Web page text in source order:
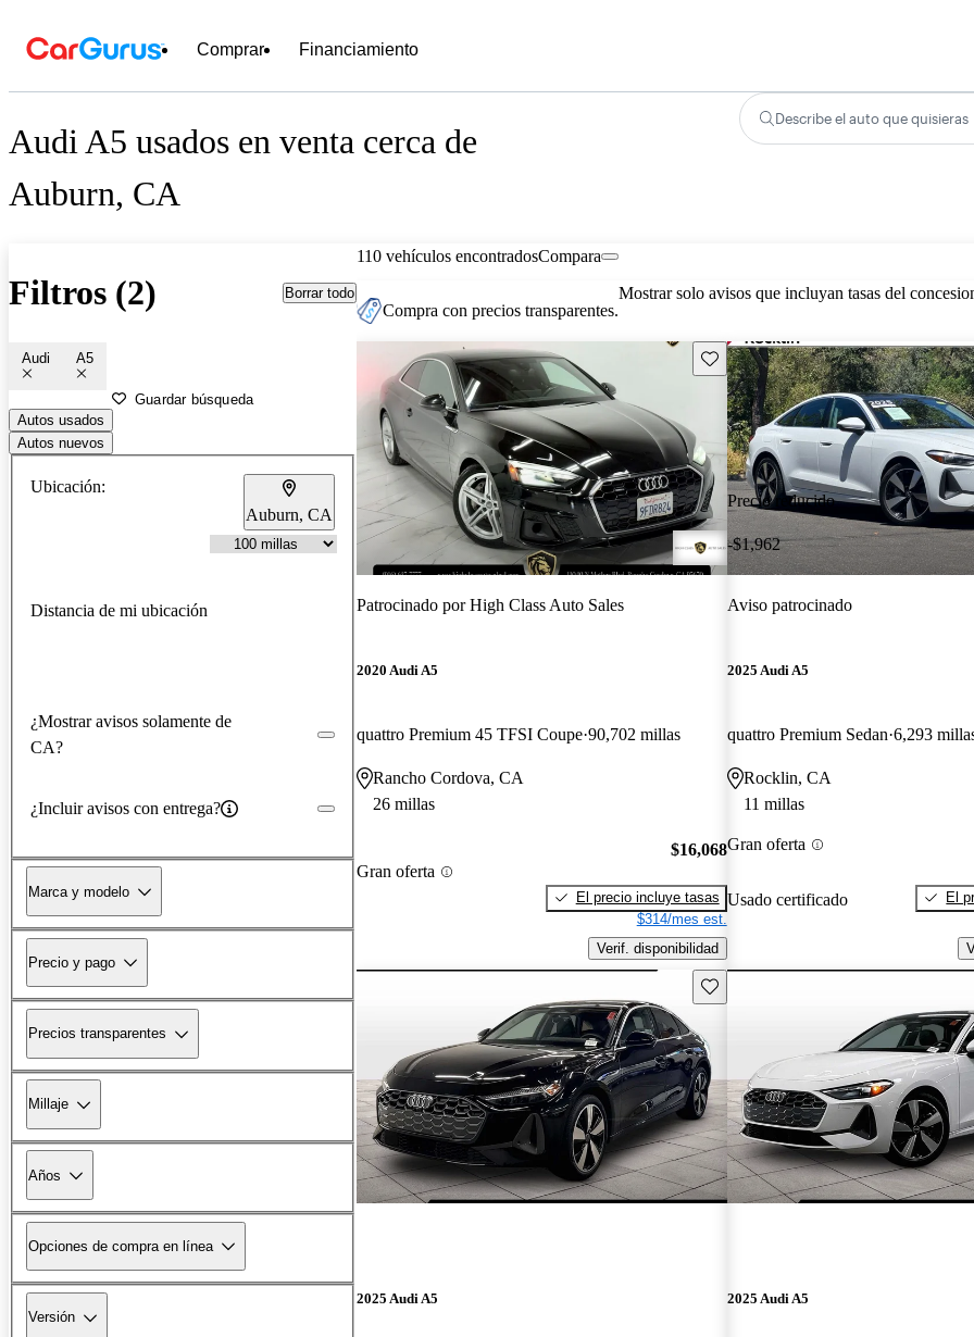
Comprar Financiamiento
Audi A5 usados en venta cerca de
Auburn, CA
Describe el auto que quisieras
Filtros (2) Borrar todo
Audi A5
Guardar búsqueda
Autos usados
Autos nuevos
Ubicación:
Auburn, CA
Distancia de mi ubicación
¿Mostrar avisos solamente de
CA?
¿Incluir avisos con entrega?
Marca y modelo
Precio y pago
Precios transparentes
Millaje
Años
Opciones de compra en línea
Versión
110 vehículos encontradosCompara
Compra con precios transparentes.
Mostrar solo avisos que incluyan tasas del
Guarda este Aviso
Patrocinado porHigh Class Auto Sales
2020 Audi A5
quattro Premium 45 TFSI Coupe 90,702 millas
Rancho Cordova, CA
26 millas
Gran oferta
$16,068
El precio incluye tasas
$314/mes est.
Verif. disponibilidad
Precio reducido
-$1,962
Aviso patrocinado
2025 Audi A5
quattro Premium Sedan 6,293
Rocklin, CA
11 millas
Gran oferta
Usado certificado
El
Guarda este Aviso
2025 Audi A5 2025 Audi A5